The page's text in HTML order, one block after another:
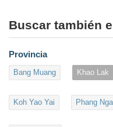
Buscar también
Provincia
Bang Muang Khao Lak
Koh Yao Yai Phang Nga